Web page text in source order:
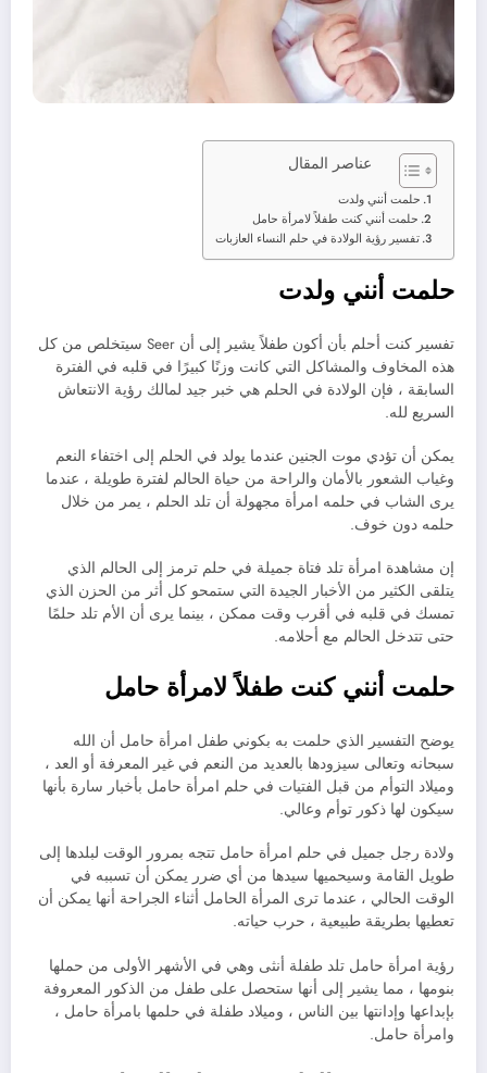
عناصر المقال
حلمت أنني ولدت
حلمت أنني كنت طفلاً لامرأة حامل
تفسير رؤية الولادة في حلم النساء العازبات
حلمت أنني ولدت
تفسير كنت أحلم بأن أكون طفلاً يشير إلى أن Seer سيتخلص من كل
هذه المخاوف والمشاكل التي كانت وزنًا كبيرًا في قلبه في الفترة
السابقة ، فإن الولادة في الحلم هي خبر جيد لمالك رؤية الانتعاش
السريع لله.
يمكن أن تؤدي موت الجنين عندما يولد في الحلم إلى اختفاء النعم
وغياب الشعور بالأمان والراحة من حياة الحالم لفترة طويلة ، عندما
يرى الشاب في حلمه امرأة مجهولة أن تلد الحلم ، يمر من خلال
حلمه دون خوف.
إن مشاهدة امرأة تلد فتاة جميلة في حلم ترمز إلى الحالم الذي
يتلقى الكثير من الأخبار الجيدة التي ستمحو كل أثر من الحزن الذي
تمسك في قلبه في أقرب وقت ممكن ، بينما يرى أن الأم تلد حلمًا
حتى تتدخل الحالم مع أحلامه.
حلمت أنني كنت طفلاً لامرأة حامل
يوضح التفسير الذي حلمت به بكوني طفل امرأة حامل أن الله
سبحانه وتعالى سيزودها بالعديد من النعم في غير المعرفة أو العد ،
وميلاد التوأم من قبل الفتيات في حلم امرأة حامل بأخبار سارة بأنها
سيكون لها ذكور توأم وعالي.
ولادة رجل جميل في حلم امرأة حامل تتجه بمرور الوقت لبلدها إلى
طويل القامة وسيحميها سيدها من أي ضرر يمكن أن تسببه في
الوقت الحالي ، عندما ترى المرأة الحامل أثناء الجراحة أنها يمكن أن
تعطيها بطريقة طبيعية ، حرب حياته.
رؤية امرأة حامل تلد طفلة أنثى وهي في الأشهر الأولى من حملها
بنومها ، مما يشير إلى أنها ستحصل على طفل من الذكور المعروفة
بإبداعها وإدانتها بين الناس ، وميلاد طفلة في حلمها بامرأة حامل ،
وامرأة حامل.